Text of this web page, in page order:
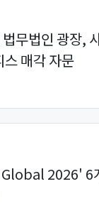
무법인 광장,
매각 자문
2026' 6